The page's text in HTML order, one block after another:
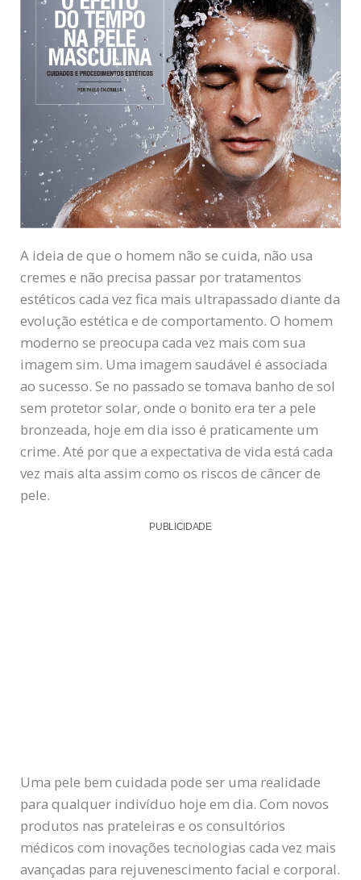
A ideia de que o homem não se cuida, não usa
cremes e não precisa passar por tratamentos
estéticos cada vez fica mais ultrapassado diante da
evolução estética e de comportamento. O homem
moderno se preocupa cada vez mais com sua
imagem sim. Uma imagem saudável é associada
ao sucesso. Se no passado se tomava banho de sol
sem protetor solar, onde o bonito era ter a pele
bronzeada, hoje em dia isso é praticamente um
crime. Até por que a expectativa de vida está cada
vez mais alta assim como os riscos de câncer de
pele.
PUBLICIDADE
Uma pele bem cuidada pode ser uma realidade
para qualquer indivíduo hoje em dia. Com novos
produtos nas prateleiras e os consultórios
médicos com inovações tecnologias cada vez mais
avançadas para rejuvenescimento facial e corporal.